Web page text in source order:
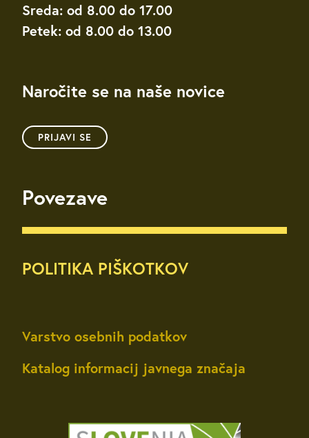
Sreda: od 8.00 do 17.00
Petek: od 8.00 do 13.00
Naročite se na naše novice
PRIJAVI SE
Povezave
POLITIKA PIŠKOTKOV
Varstvo osebnih podatkov
Katalog informacij javnega značaja